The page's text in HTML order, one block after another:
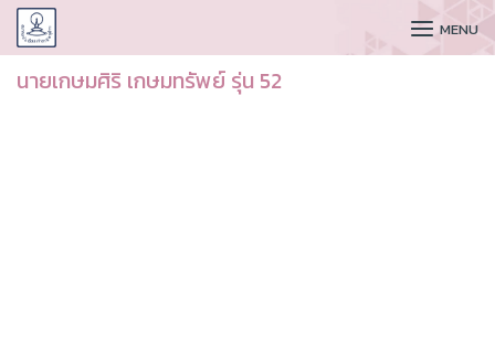
CUDAA MENU
นายเกษมศิริ เกษมทรัพย์ รุ่น 52